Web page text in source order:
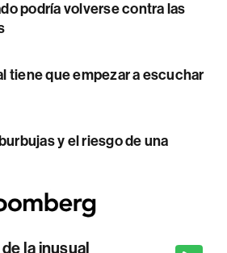
podría volverse contra las
tiene que empezar a escuchar
y el riesgo de una
la inusual